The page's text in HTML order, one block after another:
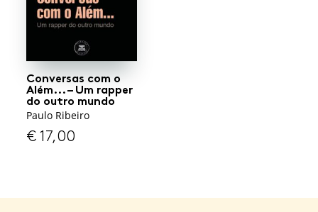
Conversas com o
Além... – Um rapper
do outro mundo
Paulo Ribeiro
€17,00